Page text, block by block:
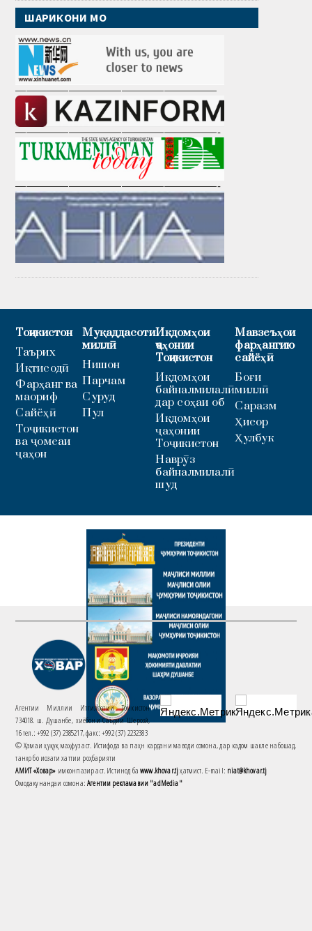
ШАРИКОНИ МО
———————————————————
———————————————————-
———————————————————-
Тоҷикистон
Таърих
Иқтисодӣ
Фарҳанг ва
маориф
Сайёҳӣ
Тоҷикистон
ва ҷомеаи
ҷаҳон
Муқаддасоти
миллӣ
Нишон
Парчам
Суруд
Пул
Иқдомҳои
ҷаҳонии
Тоҷикистон
Иқдомҳои
байналмилалӣ
дар соҳаи об
Иқдомҳои
ҷаҳонии
Тоҷикистон
Наврӯз
байналмилалӣ
шуд
Мавзеъҳои
фарҳангию
сайёҳӣ
Боғи
миллӣ
Саразм
Ҳисор
Ҳулбук
Агентии Миллии Иттилоотии Тоҷикистон
734018. ш. Душанбе, хиёбони Саъдии Шерозӣ,
16 тел.: +992 (37) 2385217, факс: +992 (37) 2232383
© Ҳамаи ҳуқуқ маҳфуз аст. Истифода ва паҳн кардани маводи сомона, дар кадом шакле набошад,
танҳо бо иҷозати хаттии роҳбарияти
АМИТ «Ховар» имконпазир аст. Истинод баwww.khovar.tjҳатмист. E-mail: niat@khovar.tj
Омодакунандаи сомона:Агентии рекламавии "adMedia"